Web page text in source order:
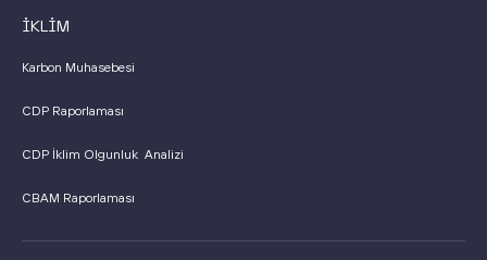
İKLİM
Karbon Muhasebesi
CDP Raporlaması
CDP İklim Olgunluk Analizi
CBAM Raporlaması